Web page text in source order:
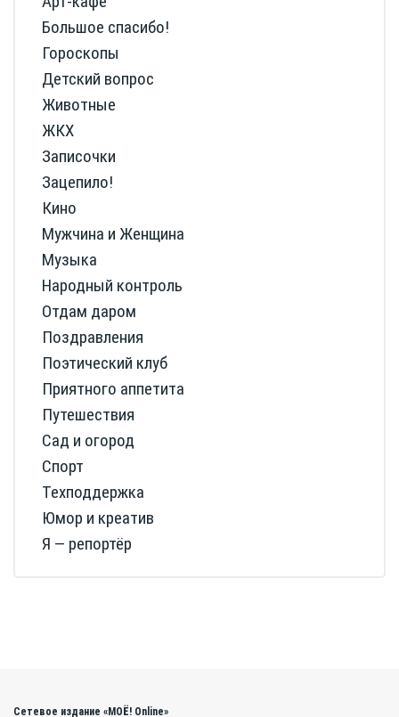
Большое спасибо!
Гороскопы
Детский вопрос
Животные
ЖКХ
Записочки
Зацепило!
Кино
Мужчина и Женщина
Музыка
Народный контроль
Отдам даром
Поздравления
Поэтический клуб
Приятного аппетита
Путешествия
Сад и огород
Спорт
Техподдержка
Юмор и креатив
Я — репортёр
Сетевое издание «МОЁ! Online»